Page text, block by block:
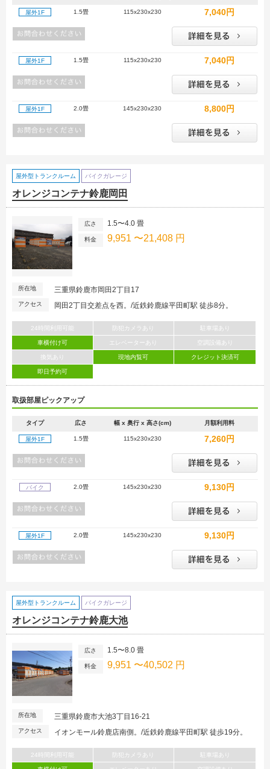
屋外1F 1.5畳 115x230x230 7,040円
屋外1F 1.5畳 115x230x230 7,040円
屋外1F 2.0畳 145x230x230 8,800円
屋外型トランクルーム バイクガレージ
オレンジコンテナ鈴鹿岡田
広さ 1.5〜4.0 畳
料金 9,951 〜21,408 円
所在地 三重県鈴鹿市岡田2丁目17
アクセス 岡田2丁目交差点を西。/近鉄鈴鹿線平田町駅 徒歩8分。
24時間利用可能 防犯カメラあり 駐車場あり
車横付け可 エレベーターあり 空調設備あり
換気あり 現地内覧可 クレジット決済可
即日予約可
取扱部屋ピックアップ
タイプ 広さ 幅 x 奥行 x 高さ(cm) 月額利用料
屋外1F 1.5畳 115x230x230 7,260円
バイク 2.0畳 145x230x230 9,130円
屋外1F 2.0畳 145x230x230 9,130円
屋外型トランクルーム バイクガレージ
オレンジコンテナ鈴鹿大池
広さ 1.5〜8.0 畳
料金 9,951 〜40,502 円
所在地 三重県鈴鹿市大池3丁目16-21
アクセス イオンモール鈴鹿店南側。/近鉄鈴鹿線平田町駅 徒歩19分。
24時間利用可能 防犯カメラあり 駐車場あり